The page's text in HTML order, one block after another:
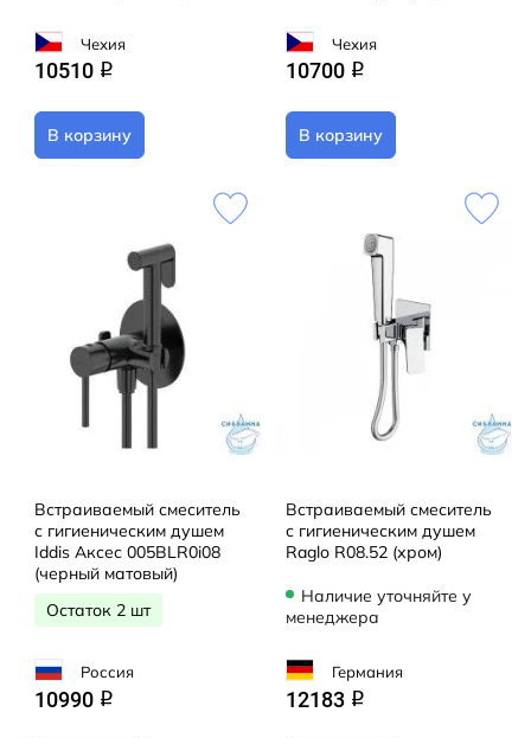
Чехия
10510 q
В корзину
Чехия
10700 q
В корзину
Встраиваемый смеситель
с гигиеническим душем
Iddis Аксес 005BLR0i08
(черный матовый)
Остаток 2 шт
Россия
10990 q
Встраиваемый смеситель
с гигиеническим душем
Raglo R08.52 (хром)
Наличие уточняйте у
менеджера
Германия
12183 q